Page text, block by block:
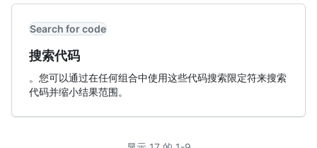
Search for code
搜索代码
。您可以通过在任何组合中使用这些代码搜索限定符来搜索
代码并缩小结果范围。